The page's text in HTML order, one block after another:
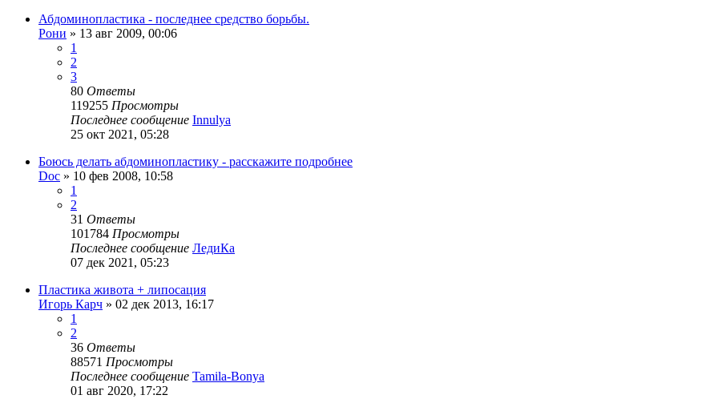
Абдоминопластика - последнее средство борьбы.
Рони » 13 авг 2009, 00:06
1
2
3
80 Ответы
119255 Просмотры
Последнее сообщение Innulya
25 окт 2021, 05:28
Боюсь делать абдоминопластику - расскажите подробнее
Doc » 10 фев 2008, 10:58
1
2
31 Ответы
101784 Просмотры
Последнее сообщение ЛедиКа
07 дек 2021, 05:23
Пластика живота + липосация
Игорь Карч » 02 дек 2013, 16:17
1
2
36 Ответы
88571 Просмотры
Последнее сообщение Tamila-Bonya
01 авг 2020, 17:22